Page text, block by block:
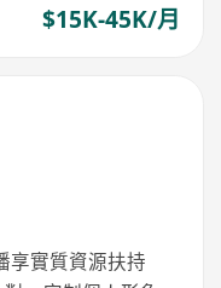
$15K-45K/月
享實質資源扶持